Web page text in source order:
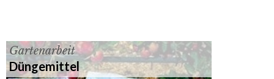
Gartenarbeit
Düngemittel